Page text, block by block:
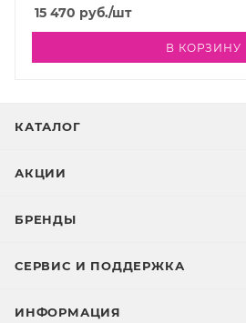
15 470 руб./шт
В КОРЗИНУ
КАТАЛОГ
АКЦИИ
БРЕНДЫ
СЕРВИС И ПОДДЕРЖКА
ИНФОРМАЦИЯ